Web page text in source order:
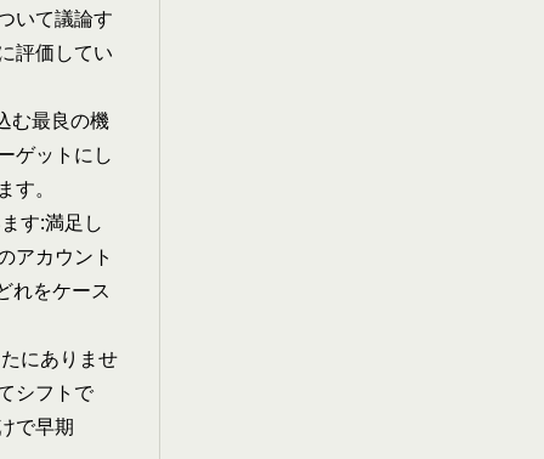
いて議論す
評価してい
む最良の機
ゲットにし
。
す:満足し
アカウント
れをケース
にありませ
シフトで
で早期